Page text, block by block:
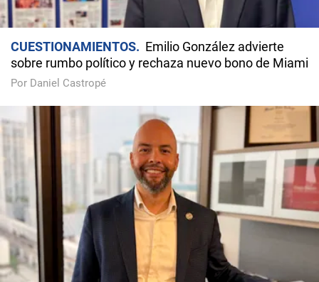
CUESTIONAMIENTOS
Emilio González advierte
sobre rumbo político y rechaza nuevo bono de Miami
Por Daniel Castropé